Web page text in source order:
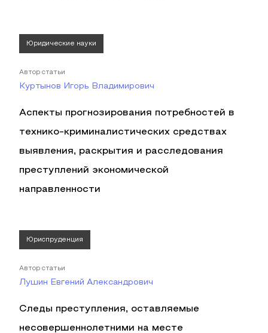
Юридические науки
Автор статьи
Куртынов Игорь Владимирович
Аспекты прогнозирования потребностей в
технико-криминалистических средствах
выявления, раскрытия и расследования
преступлений экономической
направленности
Юриспруденция
Автор статьи
Лушин Евгений Александрович
Следы преступления, оставляемые
несовершеннолетними на месте